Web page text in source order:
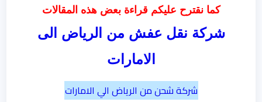
كما نقترح عليكم قراءة بعض هذه المقالات
شركة نقل عفش من الرياض الى
الامارات
شركة شحن من الرياض الي الامارات